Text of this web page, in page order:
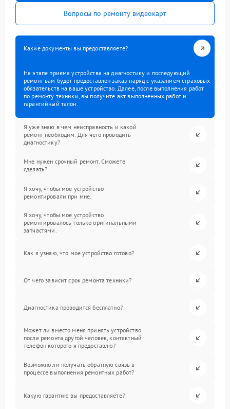
Вопросы по ремонту видеокарт
Какие документы вы предоставляете?
На этапе приема устройства на диагностику и последующий
ремонт вам будет предоставлен заказ-наряд с указанием страховых
обязательств на ваше устройство. Далее, после выполнения работ
по ремонту техники, вы получите акт выполненных работ и
гарантийный талон.
Я уже знаю в чем неисправность и какой
ремонт необходим. Для чего проводить
диагностику?
Мне нужен срочный ремонт. Сможете
сделать?
Я хочу, чтобы мое устройство
ремонтировали при мне.
Я хочу, чтобы мое устройство
ремонтировалось только оригинальными
запчастями.
Как я узнаю, что мое устройство готово?
От чего зависит срок ремонта техники?
Диагностика проводится бесплатно?
Может ли вместо меня принять устройство
после ремонта другой человек, контактный
телефон которого я предоставлю?
Возможно ли получать обратную связь в
процессе выполнения ремонтных работ?
Какую гарантию вы предоставляете?